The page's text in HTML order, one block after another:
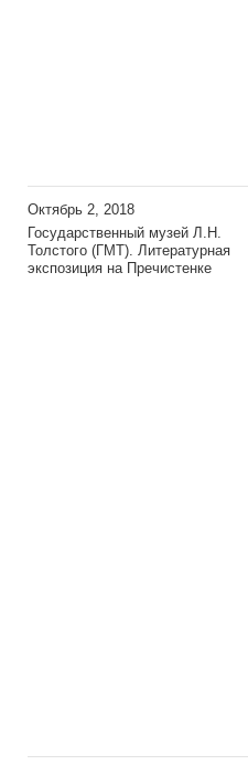
Октябрь 2, 2018
Государственный музей Л.Н.
Толстого (ГМТ). Литературная
экспозиция на Пречистенке